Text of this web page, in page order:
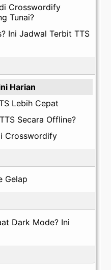
Crosswordify
Tunai?
Ini Jadwal Terbit TTS
Harian
Lebih Cepat
Secara Offline?
Crosswordify
Gelap
Dark Mode? Ini